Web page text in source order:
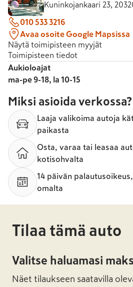
Kuninkojankaari 23,
010 533 3216
Avaa osoite Google Mapsissa
Näytä toimipisteen myyjät
Toimipisteen tiedot
Aukioloajat
ma-pe 9-18, la 10-15
Miksi asioida verkossa?
Laaja valikoima autoja
paikasta
Osta, varaa tai leasaa
kotisohvalta
14 päivän
omalta
Tilaa tämä auto
Valitse haluamasi
Näet tilaukseen saatavilla